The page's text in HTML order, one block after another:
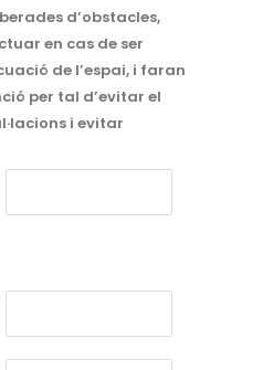
d’obstacles,
en cas de ser
de l’espai, i faran
per tal d’evitar el
i evitar